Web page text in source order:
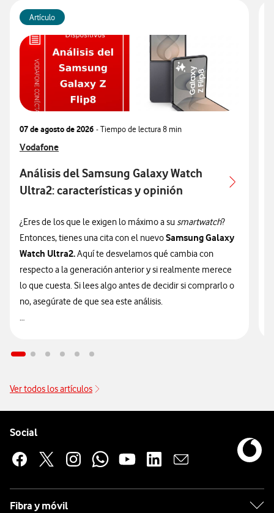
Artículo
07 de agosto de 2026 - Tiempo de lectura8 min
Ver más articulos relacionados con
Vodafone
Análisis del Samsung Galaxy Watch
Ultra2: características y opinión
¿Eres de los que le exigen lo máximo a su smartwatch?
Entonces, tienes una cita con el nuevoSamsung Galaxy
Watch Ultra2.Aquí te desvelamos qué cambia con
respecto a la generación anterior y si realmente merece
lo que cuesta. Si lees algo antes de decidir si comprarlo o
no, asegúrate de que sea este análisis.
Galaxy Watch Ultra2 financiado
Ver todos los artículos
Social
Fibra y móvil